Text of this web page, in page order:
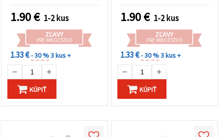
1.90€ 1-2 kus
ZĽAVY
PRE MNOŽSTVO
1.33 €- 30 %3 kus +
KÚPIŤ
1.90€ 1-2 kus
ZĽAVY
PRE MNOŽSTVO
1.33 €- 30 %3 kus +
KÚPIŤ